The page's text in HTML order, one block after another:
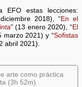
estas lecciones:
2018), “En el
” (13 enero 2020), “El
marzo 2021) y “Sofistas
abril 2021).
arte como práctica
(3h 52m)